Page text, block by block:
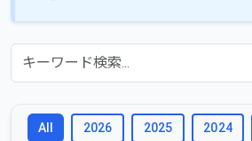
All 2026 2025 2024